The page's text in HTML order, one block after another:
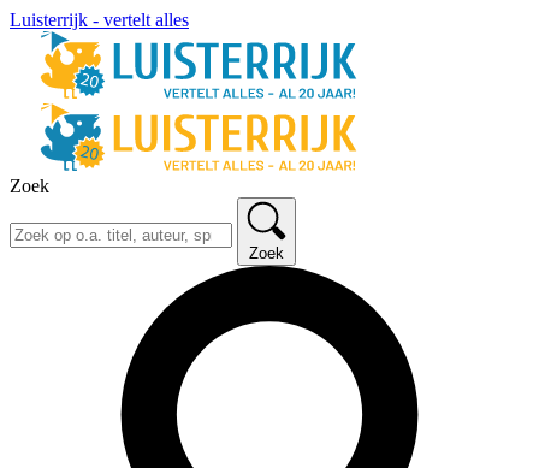
Luisterrijk - vertelt alles
Zoek
Zoek